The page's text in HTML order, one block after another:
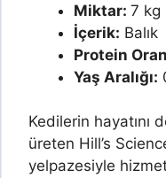
Miktar: 7 kg
İçerik: Balık
Protein
Yaş Aralığı:
Kedilerin hayatını
üreten Hill’s
yelpazesiyle